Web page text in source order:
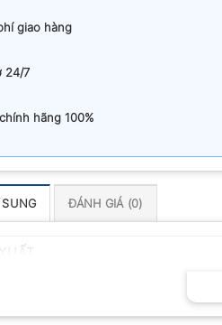
giao hàng
24/7
hãng 100%
ĐÁNH GIÁ (0)